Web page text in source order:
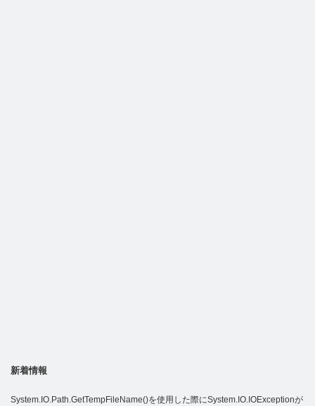
新着情報
System.IO.Path.GetTempFileName()を使用した際にSystem.IO.IOExceptionが